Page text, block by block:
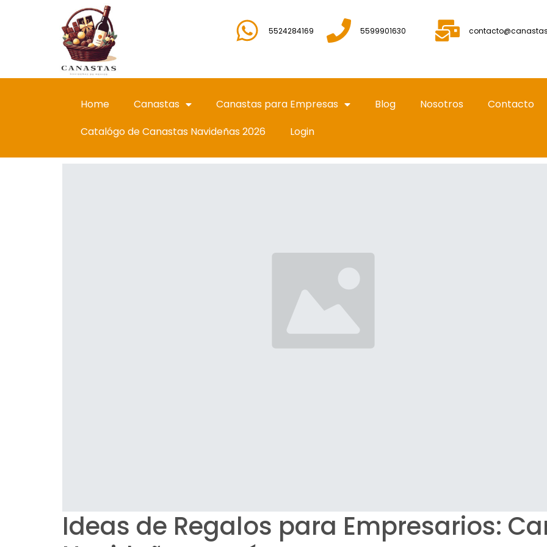
5524284169 5599901630
Home Canastas Canastas para Empresas Blog Nosotros
Contacto
Catalógo de Canastas Navideñas 2026
Login
Ideas de Regalos para Empresarios: